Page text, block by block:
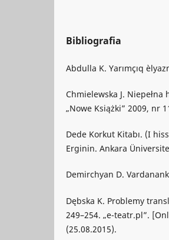
Bibliografia
Abdulla K. Yarımçıq
Chmielewska J.
„Nowe Książki” 2009, nr
Dede Korkut Kitabı. (I
Erginin. Ankara
Demirchyan D.
Dębska K. Problemy
249–254. „e-teatr.pl”.
(25.08.2015).